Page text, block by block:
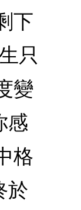
下
只
變
感
格
於